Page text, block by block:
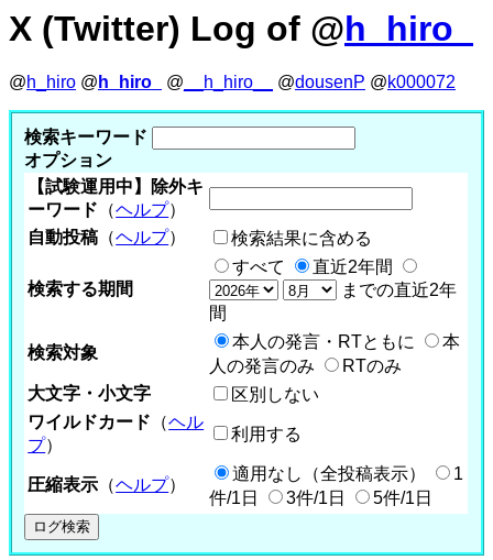
X (Twitter) Log of @h_hiro_
@h_hiro @ h_hiro_ @ __h_hiro__ @dousenP @k000072
検索キーワード
オプション
【試験運用中】除外キ
ーワード （ヘルプ）
自動投稿 （ヘルプ） 検索結果に含める
検索する期間
すべて
直近2年間
までの直近2年
間
検索対象
本人の発言・RTともに
本
人の発言のみ
RTのみ
大文字・小文字
区別しない
ワイルドカード （ヘル
プ）
利用する
圧縮表示 （ヘルプ）
適用なし（全投稿表示）
1
件/1日
3件/1日 5件/1日